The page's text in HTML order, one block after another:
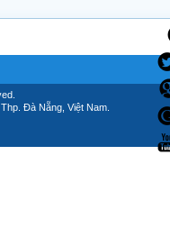
Đà Nẵng, Việt Nam.